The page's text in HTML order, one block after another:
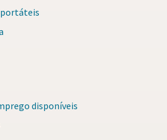
portáteis
disponíveis